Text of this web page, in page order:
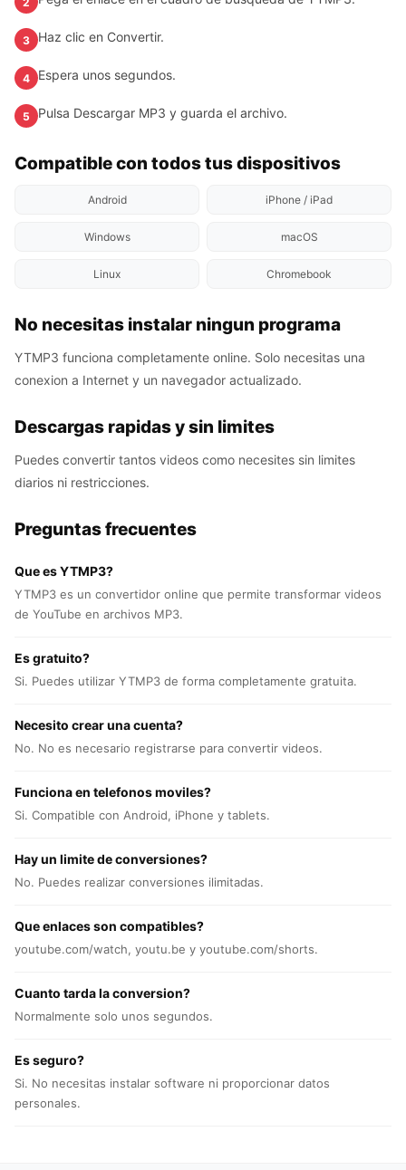
3 Haz clic en Convertir.
4 Espera unos segundos.
5 Pulsa Descargar MP3 y guarda el archivo.
Compatible con todos tus dispositivos
Android iPhone / iPad
Windows macOS
Linux Chromebook
No necesitas instalar ningun programa
YTMP3 funciona completamente online. Solo necesitas una
conexion a Internet y un navegador actualizado.
Descargas rapidas y sin limites
Puedes convertir tantos videos como necesites sin limites
diarios ni restricciones.
Preguntas frecuentes
Que es YTMP3?
YTMP3 es un convertidor online que permite transformar videos
de YouTube en archivos MP3.
Es gratuito?
Si. Puedes utilizar YTMP3 de forma completamente gratuita.
Necesito crear una cuenta?
No. No es necesario registrarse para convertir videos.
Funciona en telefonos moviles?
Si. Compatible con Android, iPhone y tablets.
Hay un limite de conversiones?
No. Puedes realizar conversiones ilimitadas.
Que enlaces son compatibles?
youtube.com/watch, youtu.be y youtube.com/shorts.
Cuanto tarda la conversion?
Normalmente solo unos segundos.
Es seguro?
Si. No necesitas instalar software ni proporcionar datos
personales.